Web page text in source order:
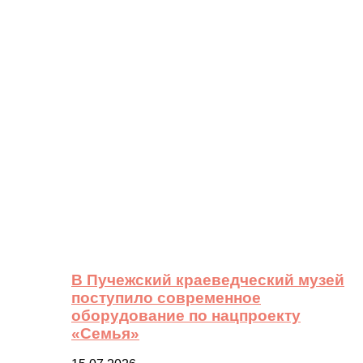
В Пучежский краеведческий музей
поступило современное
оборудование по нацпроекту
«Семья»